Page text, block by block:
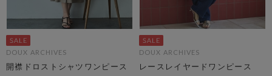
DOUX ARCHIVES
開襟ドロストシャツワンピース
DOUX ARCHIVES
レースレイヤードワンピース